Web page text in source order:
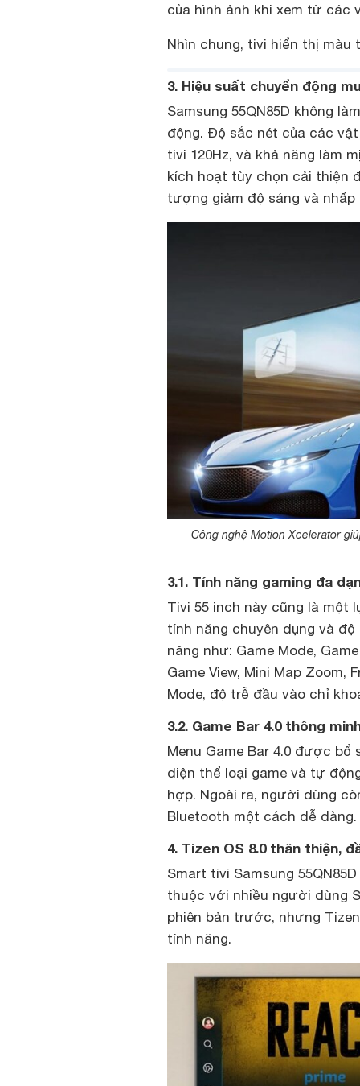
của hình ảnh khi xem từ các
Nhìn chung, tivi hiển thị
3. Hiệu suất chuyển động
Samsung 55QN85D không
động. Độ sắc nét của các
tivi 120Hz, và khả năng làm
kích hoạt tùy chọn cải thiện
tượng giảm độ sáng và nhấp
Công nghệ Motion Xcelerator
3.1. Tính năng gaming đa
Tivi 55 inch này cũng là một
tính năng chuyên dụng và
năng như: Game Mode,
Game View, Mini Map Zoom,
Mode, độ trễ đầu vào chỉ
3.2. Game Bar 4.0 thông
Menu Game Bar 4.0 được
diện thể loại game và tự
hợp. Ngoài ra, người dùng
Bluetooth một cách dễ dàng.
4. Tizen OS 8.0 thân thiện,
Smart tivi Samsung
thuộc với nhiều người dùng
phiên bản trước, nhưng
tính năng.